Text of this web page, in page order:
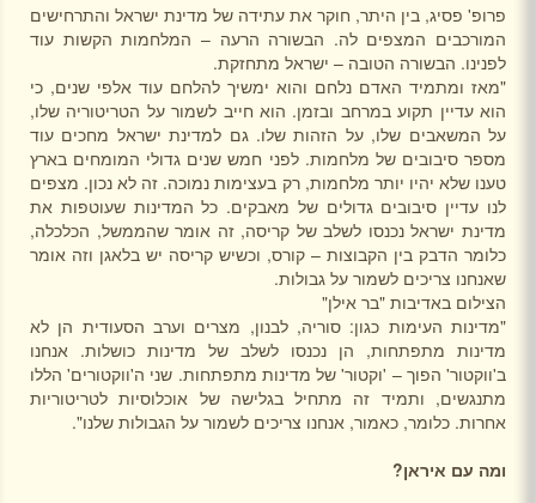
פרופ' פסיג, בין היתר, חוקר את עתידה של מדינת ישראל והתרחישים
המורכבים המצפים לה. הבשורה הרעה – המלחמות הקשות עוד
לפנינו. הבשורה הטובה – ישראל מתחזקת.
"מאז ומתמיד האדם נלחם והוא ימשיך להלחם עוד אלפי שנים, כי
הוא עדיין תקוע במרחב ובזמן. הוא חייב לשמור על הטריטוריה שלו,
על המשאבים שלו, על הזהות שלו. גם למדינת ישראל מחכים עוד
מספר סיבובים של מלחמות. לפני חמש שנים גדולי המומחים בארץ
טענו שלא יהיו יותר מלחמות, רק בעצימות נמוכה. זה לא נכון. מצפים
לנו עדיין סיבובים גדולים של מאבקים. כל המדינות שעוטפות את
מדינת ישראל נכנסו לשלב של קריסה, זה אומר שהממשל, הכלכלה,
כלומר הדבק בין הקבוצות – קורס, וכשיש קריסה יש בלאגן וזה אומר
שאנחנו צריכים לשמור על גבולות.
הצילום באדיבות "בר אילן"
"מדינות העימות כגון: סוריה, לבנון, מצרים וערב הסעודית הן לא
מדינות מתפתחות, הן נכנסו לשלב של מדינות כושלות. אנחנו
ב'ווקטור' הפוך – 'וקטור' של מדינות מתפתחות. שני ה'ווקטורים' הללו
מתנגשים, ותמיד זה מתחיל בגלישה של אוכלוסיות לטריטוריות
אחרות. כלומר, כאמור, אנחנו צריכים לשמור על הגבולות שלנו".
ומה עם איראן?